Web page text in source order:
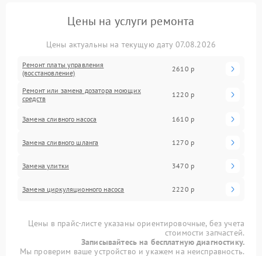
Цены на услуги ремонта
Цены актуальны на текущую дату 07.08.2026
Ремонт платы управления
(восстановление)
2610 р
Ремонт или замена дозатора моющих
средств
1220 р
Замена сливного насоса 1610 р
Замена сливного шланга 1270 р
Замена улитки 3470 р
Замена циркуляционного насоса 2220 р
Цены в прайс-листе указаны ориентировочные, без учета
стоимости запчастей.
Записывайтесь на бесплатную диагностику.
Мы проверим ваше устройство и укажем на неисправность.